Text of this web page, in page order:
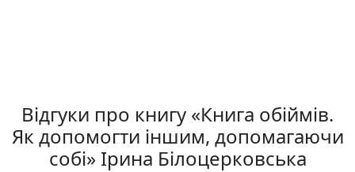
Відгуки про книгу «Книга обіймів.
Як допомогти іншим, допомагаючи
собі» Ірина Білоцерковська